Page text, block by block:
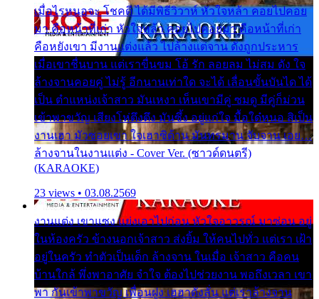
เมื่อไรหนอจะ โชคดี ได้มีพิธีวิวาห์ หัวใจหล้า คอยไปคอย
มา คือหน้าที่เก่า หัวใจหล้า คอยไปคอยมา คือหน้าที่เก่า
คือหยังเขา มีงานแต่งแล้ว ไปล้างแต่จาน ดั่งถูกประหาร
เมื่อเขาชื่นบาน แต่เราขื่นขม โอ้ รัก ลอยลม ไม่สม ดัง ใจ
ล้างจานคอยคู่ ไม่รู้ อีกนานเท่าใด จะได้ เลื่อนขั้นบันได ได้
เป็น ตำแหน่งเจ้าสาว มันเหงา เห็นเขามีคู่ ซมดู มีคู่ก็ม่วน
เข้าพาขวัญ เสียงโห่ตึงตึง มันซึ้ง อยู่แก่ใจ มื้อใด๋หนอ สิเป็น
งานเฮา มัวซอยเขา ใจเฮาซิด้าน มันทรมาน จับจาน เอย…
ล้างจานในงานแต่ง - Cover Ver. (ซาวด์ดนตรี)
(KARAOKE)
23 views • 03.08.2569
งานแต่ง เขาแซง แย่งเอาไปก่อน หัวใจอาวรณ์ มาซ่อน อยู่
ในห้องครัว ข้างนอกเจ้าสาว ส่งยิ้ม ให้คนไปทั่ว แต่เรา เฝ้า
อยู่ในครัว ทำตัวเป็นเด็ก ล้างจาน ในเมื่อ เจ้าสาว คือคน
บ้านใกล้ พึ่งพาอาศัย จำใจ ต้องไปช่วยงาน พอถึงเวลา เขา
พา กันเข้าพาขวัญ เพื่อนฝูง เฮฮาดังลั่น แต่เราล้างจาน